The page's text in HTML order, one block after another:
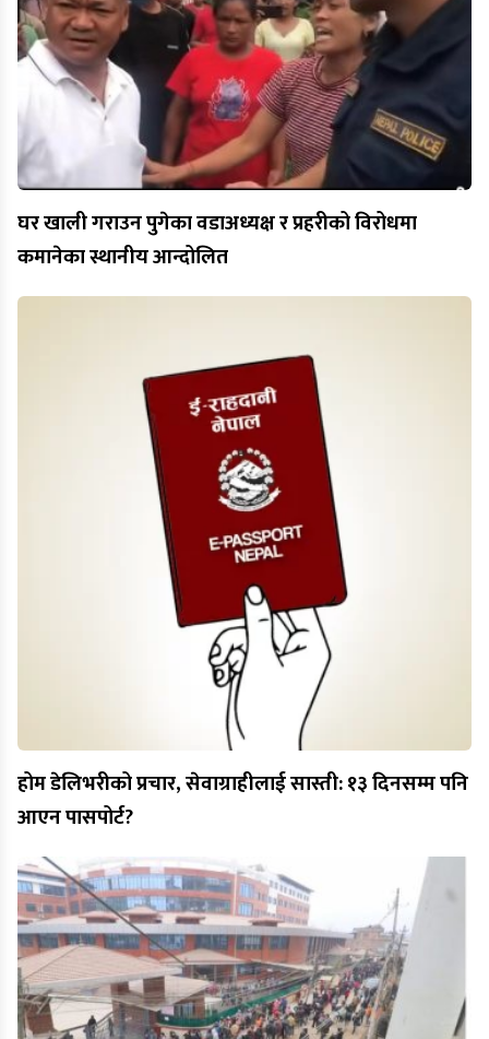
घर खाली गराउन पुगेका वडाअध्यक्ष र प्रहरीको विरोधमा
कमानेका स्थानीय आन्दोलित
होम डेलिभरीको प्रचार, सेवाग्राहीलाई सास्ती: १३ दिनसम्म पनि
आएन पासपोर्ट?